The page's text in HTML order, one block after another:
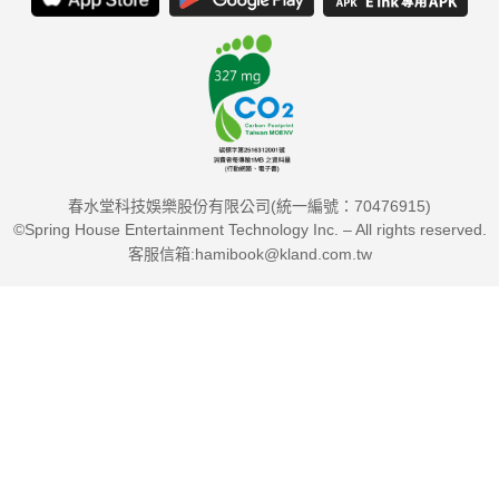
春水堂科技娛樂股份有限公司(統一編號：70476915)
©Spring House Entertainment Technology Inc. – All rights reserved.
客服信箱:hamibook@kland.com.tw